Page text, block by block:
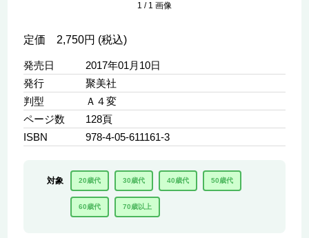
1 / 1 画像
定価 2,750円 (税込)
発売日
2017年01月10日
発行
聚美社
判型
Ａ４変
ページ数
128頁
ISBN
978-4-05-611161-3
対象 20歳代 30歳代 40歳代 50歳代
60歳代 70歳以上